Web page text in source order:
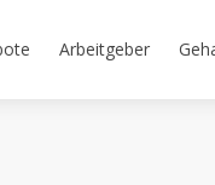
Arbeitgeber